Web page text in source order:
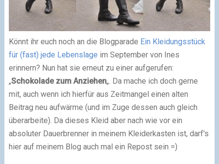
Könnt ihr euch noch an die Blogparade Ein Kleidungsstück
für (fast) jede Lebenslage im September von Ines
erinnern? Nun hat sie erneut zu einer aufgerufen:
„Schokolade zum Anziehen„. Da mache ich doch gerne
mit, auch wenn ich hierfür aus Zeitmangel einen alten
Beitrag neu aufwärme (und im Zuge dessen auch gleich
überarbeite). Da dieses Kleid aber nach wie vor ein
absoluter Dauerbrenner in meinem Kleiderkasten ist, darf's
hier auf meinem Blog auch mal ein Repost sein =)